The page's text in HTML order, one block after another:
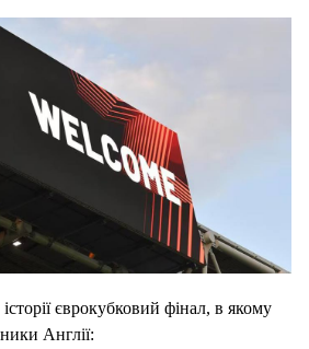
єврокубковий фінал, в якому
Англії: